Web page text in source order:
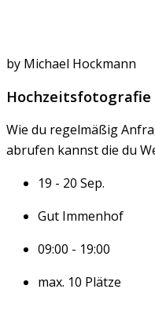
by Michael Hockmann
Hochzeitsfotografie
Wie du regelmäßig
abrufen kannst die du
19 - 20 Sep.
Gut Immenhof
09:00 - 19:00
max. 10 Plätze